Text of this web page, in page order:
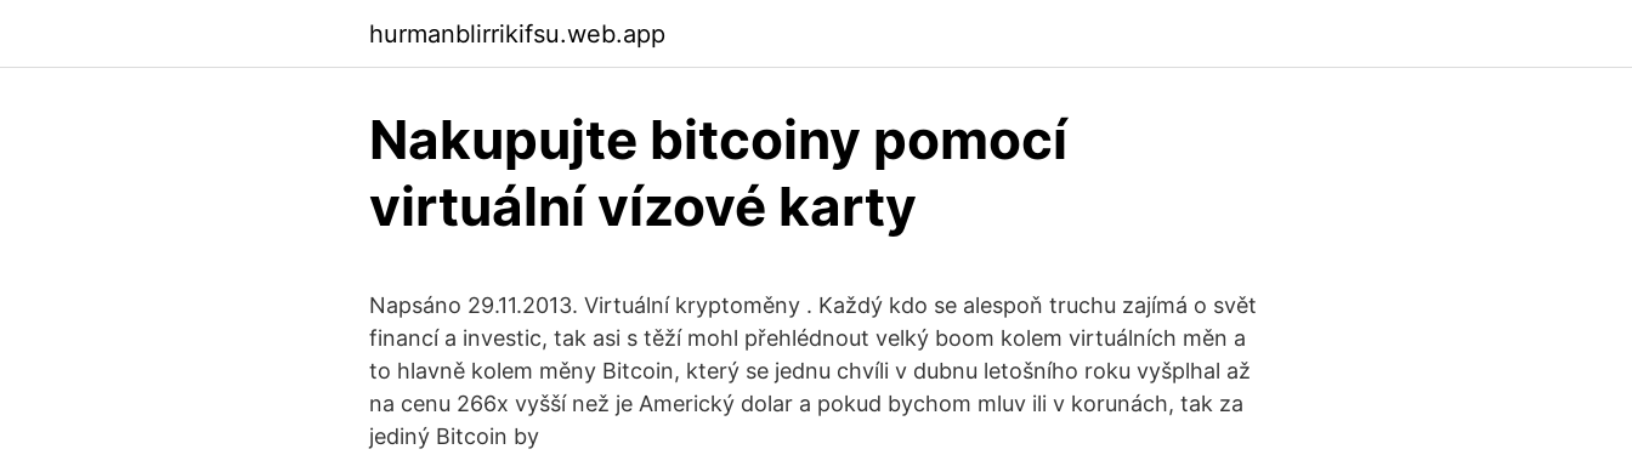
hurmanblirrikifsu.web.app
Nakupujte bitcoiny pomocí
virtuální vízové ​​karty
Napsáno 29.11.2013. Virtuální kryptoměny . Každý kdo se alespoň truchu zajímá o svět
financí a investic, tak asi s těží mohl přehlédnout velký boom kolem virtuálních měn a
to hlavně kolem měny Bitcoin, který se jednu chvíli v dubnu letošního roku vyšplhal až
na cenu 266x vyšší než je Americký dolar a pokud bychom mluv ili v korunách, tak za
jediný Bitcoin by